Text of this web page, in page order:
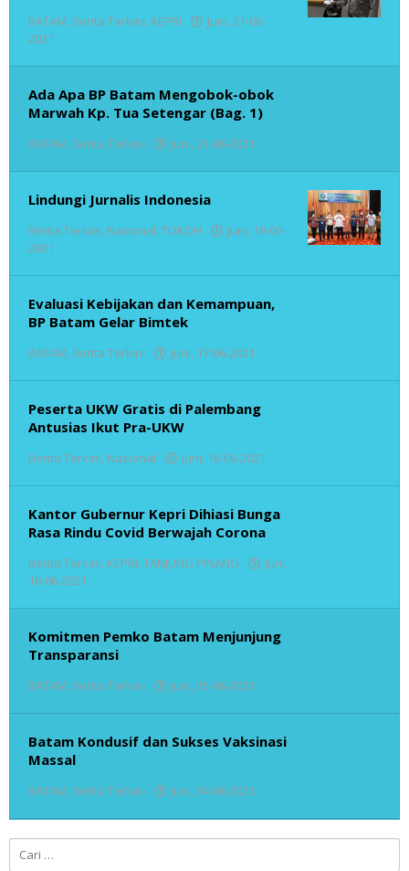
BATAM, Berita Terkini, KEPRI
Juni, 21-06-
2021
Ada Apa BP Batam Mengobok-obok
Marwah Kp. Tua Setengar (Bag. 1)
BATAM, Berita Terkini Juni, 21-06-2021
Lindungi Jurnalis Indonesia
Berita Terkini, Nasional,TOKOH
Juni, 19-06-
2021
Evaluasi Kebijakan dan Kemampuan,
BP Batam Gelar Bimtek
BATAM, Berita Terkini Juni, 17-06-2021
Peserta UKW Gratis di Palembang
Antusias Ikut Pra-UKW
Berita Terkini, Nasional Juni, 16-06-2021
Kantor Gubernur Kepri Dihiasi Bunga
Rasa Rindu Covid Berwajah Corona
Berita Terkini, KEPRI,TANJUNG PINANG
Juni,
16-06-2021
Komitmen Pemko Batam Menjunjung
Transparansi
BATAM, Berita Terkini Juni, 15-06-2021
Batam Kondusif dan Sukses Vaksinasi
Massal
BATAM, Berita Terkini Juni, 14-06-2021
Cari
untuk: